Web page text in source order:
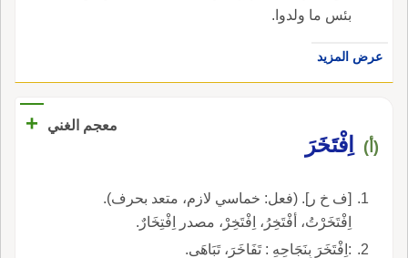
بئس ما ولدوا.
عرض المزيد
معجم الغني +
(أ) اِفْتَخَرَ
[ف خ ر]. (فعل: خماسي لازم، متعد بحرف).
اِفْتَخَرْتُ، أفْتَخِرُ، اِفْتَخِرْ، مصدر اِفْتِخَارٌ.
:اِفْتَخَرَ بِنَجَاحِهِ : تَفَاخَرَ، تَبَاهَى.